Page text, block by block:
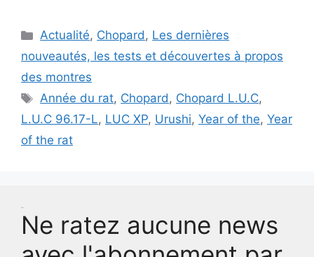
Catégories
Actualité, Chopard, Les dernières
nouveautés, les tests et découvertes à propos
des montres
Étiquettes
Année du rat, Chopard, Chopard L.U.C,
L.U.C 96.17-L, LUC XP, Urushi, Year of the, Year
of the rat
Test
Ne ratez aucune news